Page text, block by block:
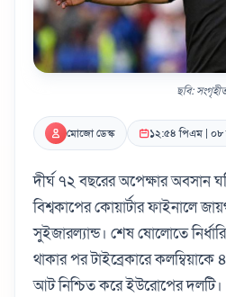
ছবি:
মোজো ডেস্ক ১২:৫৪ পিএম |
দীর্ঘ ৭২ বছরের অপেক্ষার অবসান
বিশ্বকাপের কোয়ার্টার ফাইনালে
সুইজারল্যান্ড। শেষ ষোলোতে
থাকার পর টাইব্রেকারে কলম্বিয়াকে
আট নিশ্চিত করে ইউরোপের দলটি।